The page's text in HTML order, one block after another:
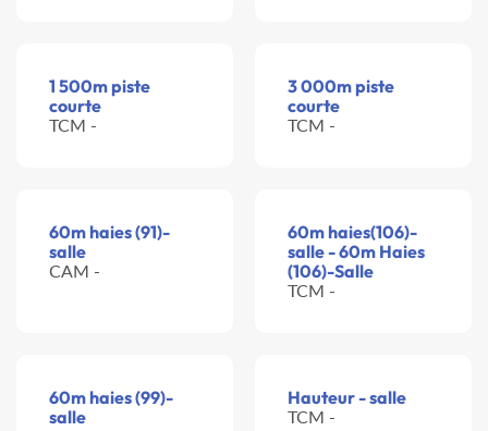
1 500m piste
courte
TCM -
3 000m piste
courte
TCM -
60m haies (91)-
salle
CAM -
60m haies(106)-
salle - 60m Haies
(106)-Salle
TCM -
60m haies (99)-
salle
Hauteur - salle
TCM -